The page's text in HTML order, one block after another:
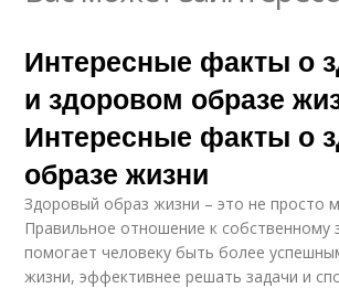
Интересные факты о
и здоровом образе
Интересные факты о
образе жизни
Здоровый образ жизни – это не просто
Правильное отношение к собственному
помогает человеку быть более
жизни, эффективнее решать задачи и